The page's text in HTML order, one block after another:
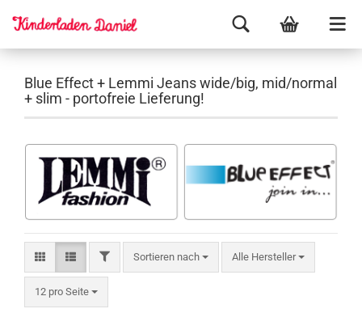
Blue Effect + Lemmi Jeans wide/big, mid/normal
+ slim - portofreie Lieferung!
Sortieren nach Alle Hersteller
12 pro Seite